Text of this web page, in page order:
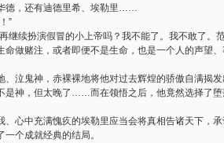
德，还有迪德里希、埃勒里……
”
继续扮演假冒的小上帝吗？我不能了。我不敢了。
做赌注，或者即便不是生命，也是一个人的声望
泣鬼神，赤裸裸地将他对过去辉煌的骄傲自满揭发
是神，但太晚了 ……而在领悟之后，他竟然选择了
心中充满愧疚的埃勒里应当会将真相告诸天下，
个成就经典的结局。